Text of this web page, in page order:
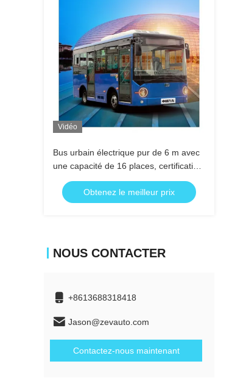
Vidéo
Bus urbain électrique pur de 6 m avec
une capacité de 16 places, certification
norme UE et longue autonomie
Obtenez le meilleur prix
NOUS CONTACTER
+8613688318418
Jason@zevauto.com
Contactez-nous maintenant